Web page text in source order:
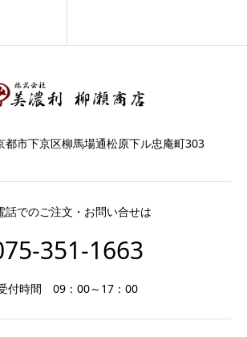
都市下京区柳馬場通松原下ル忠庵町303
話でのご注文・お問い合せは
351-1663
付時間 09：00～17：00